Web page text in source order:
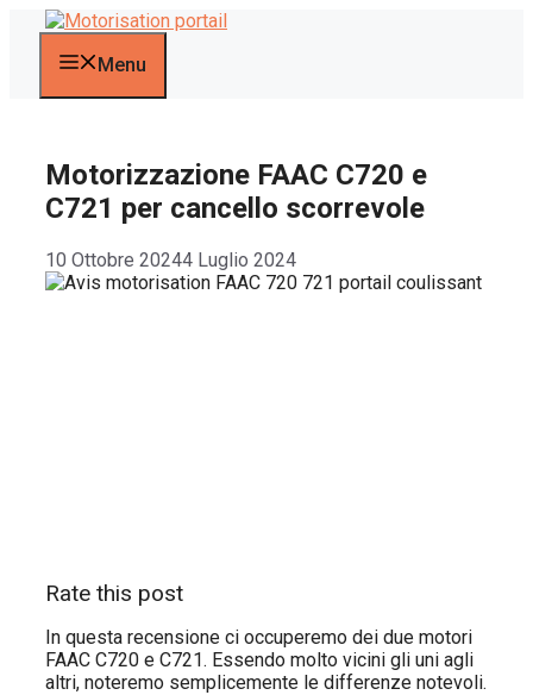
contenuto Menu
Motorizzazione FAAC C720 e
C721 per cancello scorrevole
10 Ottobre 20244 Luglio 2024
Rate this post
In questa recensione ci occuperemo dei due motori
FAAC C720 e C721. Essendo molto vicini gli uni agli
altri, noteremo semplicemente le differenze notevoli.